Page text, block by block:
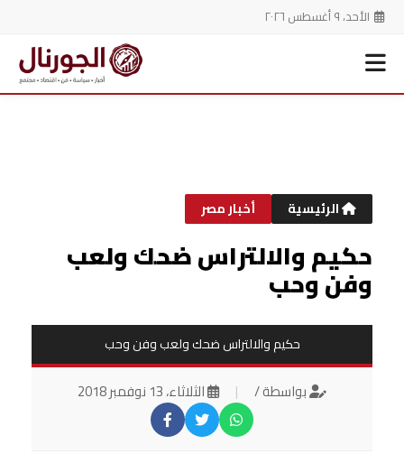
الأحد، ٩ أغسطس ٢٠٢٦
الرئيسية أخبار مصر
حكيم والالتراس ضحك ولعب
وفن وحب
حكيم والالتراس ضحك ولعب وفن وحب
بواسطة / | الثلاثاء، 13 نوفمبر 2018